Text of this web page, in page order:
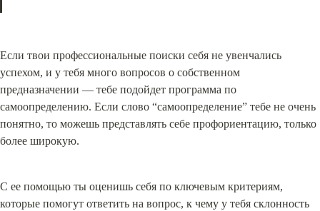
Если твои профессиональные поиски себя не увенчались
успехом, и у тебя много вопросов о собственном
предназначении — тебе подойдет программа по
самоопределению. Если слово “самоопределение” тебе не очень
понятно, то можешь представлять себе профориентацию, только
более широкую.
С ее помощью ты оценишь себя по ключевым критериям,
которые помогут ответить на вопрос, к чему у тебя склонность